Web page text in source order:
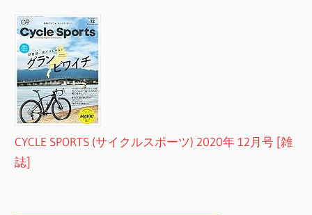
CYCLE SPORTS (サイクルスポーツ) 2020年 12月号 [雑
誌]